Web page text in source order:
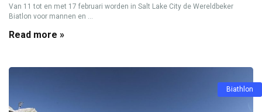
Van 11 tot en met 17 februari worden in Salt Lake City de Wereldbeker
Biatlon voor mannen en ...
Read more »
Biathlon